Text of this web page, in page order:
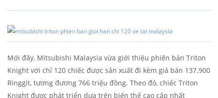
Mới đây, Mitsubishi Malaysia vừa giới thiệu phiên bản Triton
Knight với chỉ 120 chiếc được sản xuất đi kèm giá bán 137.900
Ringgit, tương đương 766 triệu đồng. Theo đó, chiếc Triton
Knight được phát triển dựa trên biến thể cao cấp nhất